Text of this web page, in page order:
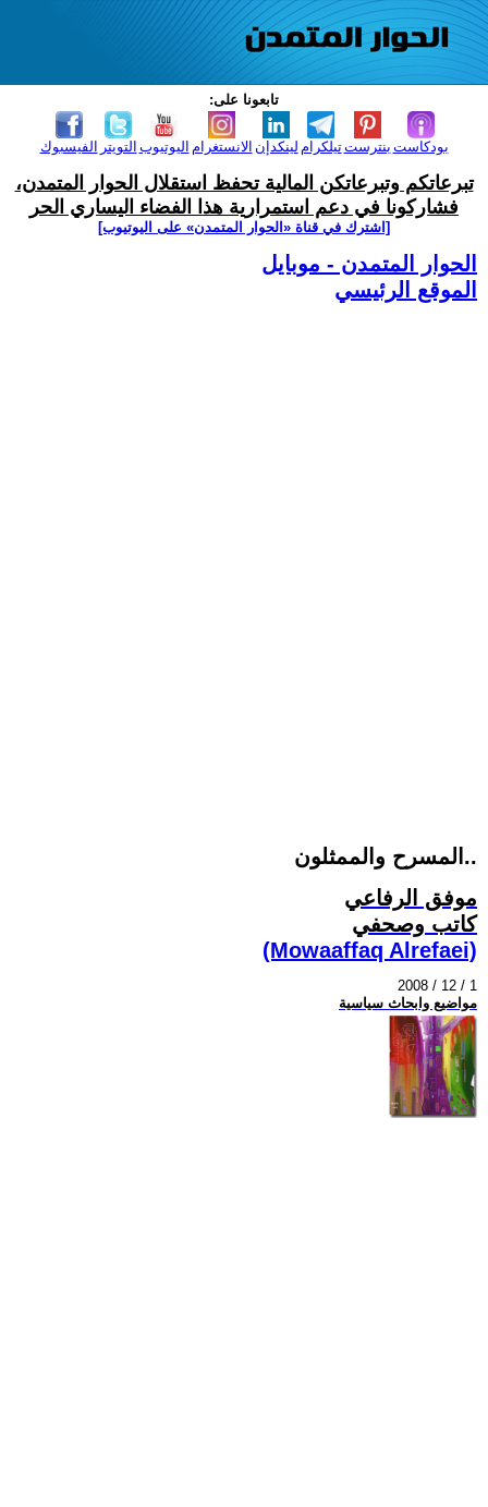
تابعونا على:
الفيسبوك التويتر اليوتيوب الانستغرام لينكدإن تيلكرامبنترست بودكاست
تبرعاتكم وتبرعاتكن المالية تحفظ استقلال الحوار المتمدن،
فشاركونا في دعم استمرارية هذا الفضاء اليساري الحر
[اشترك في قناة ‫«الحوار المتمدن» على اليوتيوب]
الحوار المتمدن - موبايل
الموقع الرئيسي
المسرح والممثلون..
موفق الرفاعي
كاتب وصحفي
(Mowaaffaq Alrefaei)
2008 / 12 / 1
مواضيع وابحاث سياسية